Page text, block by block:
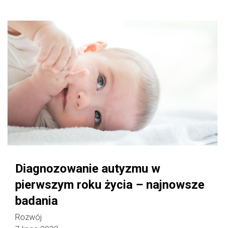
Diagnozowanie autyzmu w
pierwszym roku życia – najnowsze
badania
Rozwój